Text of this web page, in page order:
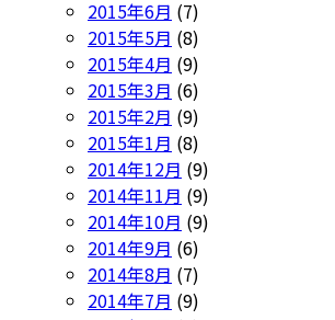
2015年6月 (7)
2015年5月 (8)
2015年4月 (9)
2015年3月 (6)
2015年2月 (9)
2015年1月 (8)
2014年12月 (9)
2014年11月 (9)
2014年10月 (9)
2014年9月 (6)
2014年8月 (7)
2014年7月 (9)